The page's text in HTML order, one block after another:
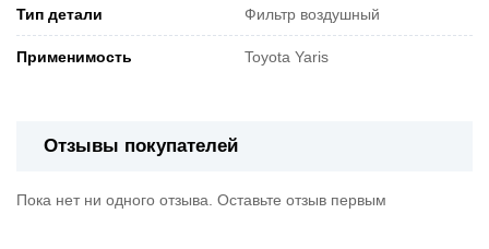
Тип детали Фильтр воздушный
Применимость Toyota Yaris
Отзывы покупателей
Пока нет ни одного отзыва. Оставьте отзыв первым